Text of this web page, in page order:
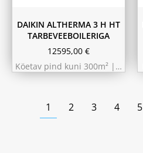
DAIKIN ALTHERMA 3 H HT
TARBEVEEBOILERIGA
12595,00 €
Köetav pind kuni 300m² |…
1 2 3 4 5